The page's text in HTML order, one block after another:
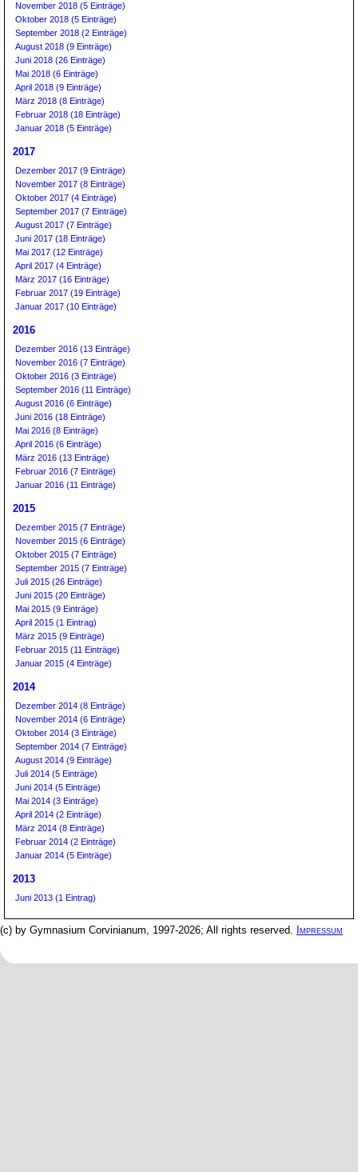
November 2018 (5 Einträge)
Oktober 2018 (5 Einträge)
September 2018 (2 Einträge)
August 2018 (9 Einträge)
Juni 2018 (26 Einträge)
Mai 2018 (6 Einträge)
April 2018 (9 Einträge)
März 2018 (8 Einträge)
Februar 2018 (18 Einträge)
Januar 2018 (5 Einträge)
2017
Dezember 2017 (9 Einträge)
November 2017 (8 Einträge)
Oktober 2017 (4 Einträge)
September 2017 (7 Einträge)
August 2017 (7 Einträge)
Juni 2017 (18 Einträge)
Mai 2017 (12 Einträge)
April 2017 (4 Einträge)
März 2017 (16 Einträge)
Februar 2017 (19 Einträge)
Januar 2017 (10 Einträge)
2016
Dezember 2016 (13 Einträge)
November 2016 (7 Einträge)
Oktober 2016 (3 Einträge)
September 2016 (11 Einträge)
August 2016 (6 Einträge)
Juni 2016 (18 Einträge)
Mai 2016 (8 Einträge)
April 2016 (6 Einträge)
März 2016 (13 Einträge)
Februar 2016 (7 Einträge)
Januar 2016 (11 Einträge)
2015
Dezember 2015 (7 Einträge)
November 2015 (6 Einträge)
Oktober 2015 (7 Einträge)
September 2015 (7 Einträge)
Juli 2015 (26 Einträge)
Juni 2015 (20 Einträge)
Mai 2015 (9 Einträge)
April 2015 (1 Eintrag)
März 2015 (9 Einträge)
Februar 2015 (11 Einträge)
Januar 2015 (4 Einträge)
2014
Dezember 2014 (8 Einträge)
November 2014 (6 Einträge)
Oktober 2014 (3 Einträge)
September 2014 (7 Einträge)
August 2014 (9 Einträge)
Juli 2014 (5 Einträge)
Juni 2014 (5 Einträge)
Mai 2014 (3 Einträge)
April 2014 (2 Einträge)
März 2014 (8 Einträge)
Februar 2014 (2 Einträge)
Januar 2014 (5 Einträge)
2013
Juni 2013 (1 Eintrag)
(c) by Gymnasium Corvinianum, 1997-2026; All rights reserved. Impressum